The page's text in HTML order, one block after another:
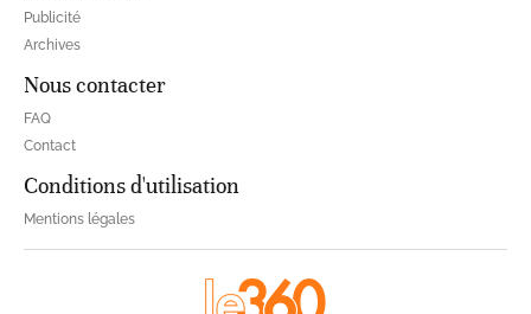
Publicité
Archives
Nous contacter
FAQ
Contact
Conditions d'utilisation
Mentions légales